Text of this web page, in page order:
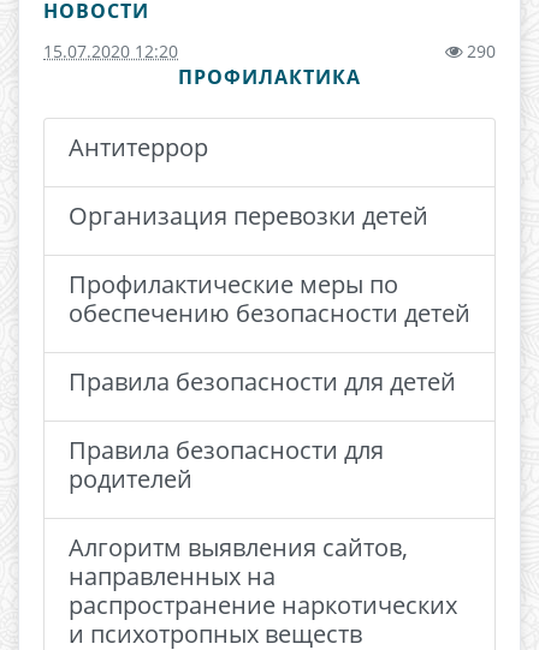
НОВОСТИ
15.07.2020 12:20 290
ПРОФИЛАКТИКА
Антитеррор
Организация перевозки детей
Профилактические меры по
обеспечению безопасности детей
Правила безопасности для детей
Правила безопасности для
родителей
Алгоритм выявления сайтов,
направленных на
распространение наркотических
и психотропных веществ